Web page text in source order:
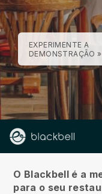
EXPERIMENTE A
DEMONSTRAÇÃO »
O Blackbell é a
para o seu